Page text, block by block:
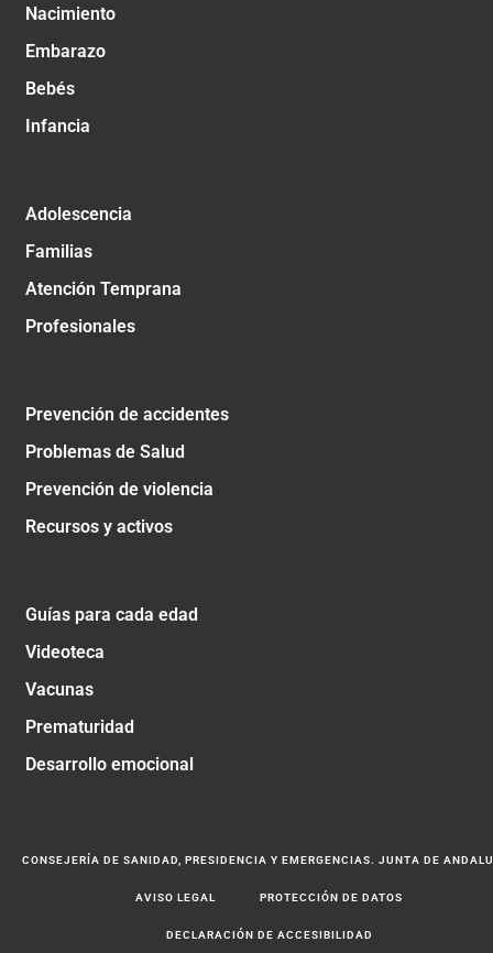
Nacimiento
Embarazo
Bebés
Infancia
Adolescencia
Familias
Atención Temprana
Profesionales
Prevención de accidentes
Problemas de Salud
Prevención de violencia
Recursos y activos
Guías para cada edad
Videoteca
Vacunas
Prematuridad
Desarrollo emocional
CONSEJERÍA DE SANIDAD, PRESIDENCIA Y EMERGENCIAS. JUNTA DE
AVISO LEGAL PROTECCIÓN DE DATOS
DECLARACIÓN DE ACCESIBILIDAD